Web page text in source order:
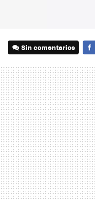
Sin comentarios